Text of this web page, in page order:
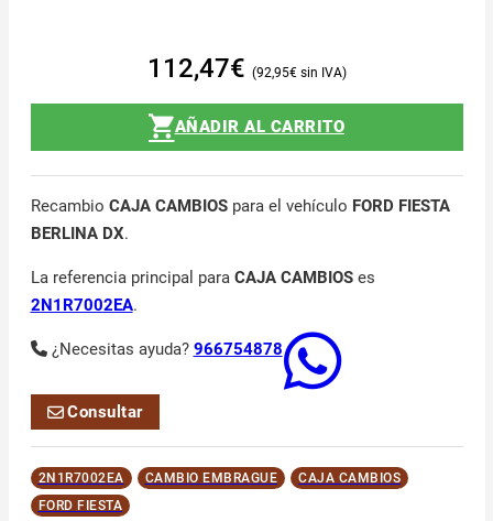
112,47€ 92,95€
AÑADIR AL CARRITO
Recambio CAJA CAMBIOSpara el vehículo FORD FIESTA
BERLINA DX.
La referencia principal para CAJA CAMBIOSes
2N1R7002EA.
¿Necesitas ayuda? 966754878
Consultar
2N1R7002EA CAMBIO EMBRAGUE
CAJA CAMBIOS
FORD FIESTA